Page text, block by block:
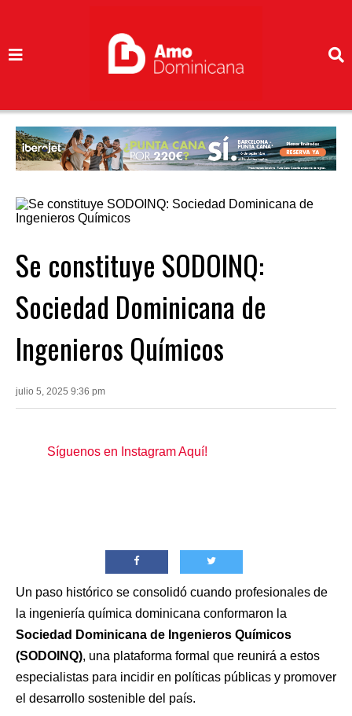
Se constituye SODOINQ:
Sociedad Dominicana de
Ingenieros Químicos
julio 5, 2025 9:36 pm
Síguenos en Instagram Aquí!
Un paso histórico se consolidó cuando profesionales de
la ingeniería química dominicana conformaron la
Sociedad Dominicana de Ingenieros Químicos
(SODOINQ), una plataforma formal que reunirá a estos
especialistas para incidir en políticas públicas y promover
el desarrollo sostenible del país.